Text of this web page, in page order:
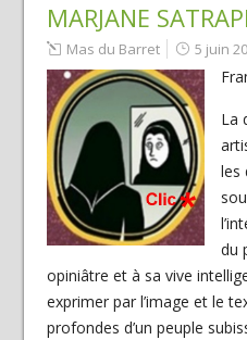
MARJANE
Mas du Barret 5 juin
La
les
du
opiniâtre et à sa vive
exprimer par l’image et le
profondes d’un peuple